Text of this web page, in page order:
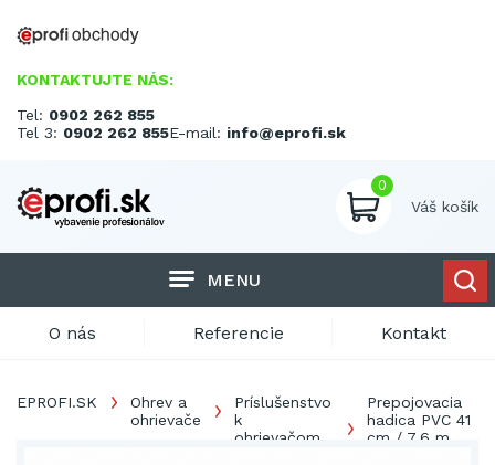
KONTAKTUJTE NÁS:
Tel: 0902 262 855
Tel 3: 0902 262 855E-mail: info@eprofi.sk
0
Váš košík
MENU
O nás Referencie Kontakt
EPROFI.SK
Ohrev a
ohrievače
Príslušenstvo
k
ohrievačom
Prepojovacia
hadica PVC 41
cm / 7,6 m